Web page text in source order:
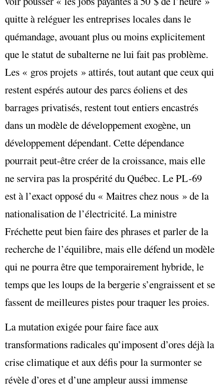
quitte à reléguer les entreprises locales dans le
quémandage, avouant plus ou moins explicitement
que le statut de subalterne ne lui fait pas problème.
Les « gros projets » attirés, tout autant que ceux qui
restent espérés autour des parcs éoliens et des
barrages privatisés, restent tout entiers encastrés
dans un modèle de développement exogène, un
développement dépendant. Cette dépendance
pourrait peut-être créer de la croissance, mais elle
ne servira pas la prospérité du Québec. Le PL-69
est à l’exact opposé du « Maitres chez nous » de la
nationalisation de l’électricité. La ministre
Fréchette peut bien faire des phrases et parler de la
recherche de l’équilibre, mais elle défend un modèle
qui ne pourra être que temporairement hybride, le
temps que les loups de la bergerie s’engraissent et se
fassent de meilleures pistes pour traquer les proies.
La mutation exigée pour faire face aux
transformations radicales qu’imposent d’ores déjà la
crise climatique et aux défis pour la surmonter se
révèle d’ores et d’une ampleur aussi immense